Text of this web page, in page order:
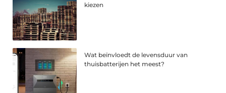
kiezen
Wat beïnvloedt de levensduur van
thuisbatterijen het meest?